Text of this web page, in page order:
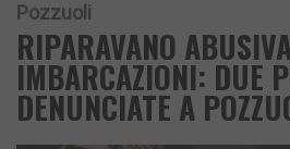
Pozzuoli
RIPARAVANO
IMBARCAZIONI: DUE
DENUNCIATE A